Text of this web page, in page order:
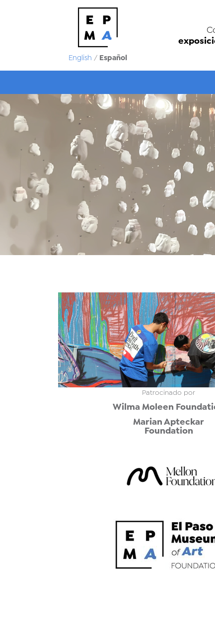
English / Español
Patrocinado por
Wilma Moleen
Marian Apteckar
Foundation